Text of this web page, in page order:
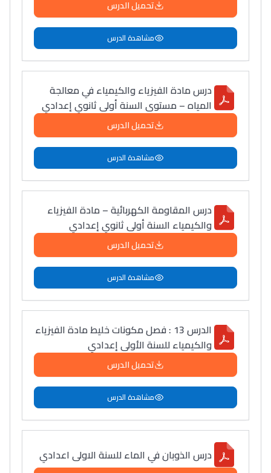
تحميل الدرس
مشاهدة الدرس
درس مادة الفيزياء والكيمياء في معالجة
المياه – مستوى السنة أولى ثانوي إعدادي
تحميل الدرس
مشاهدة الدرس
درس المقاومة الكهربائية – مادة الفيزياء
والكيمياء السنة أولى ثانوي إعدادي
تحميل الدرس
مشاهدة الدرس
الدرس 13 : فصل مكونات خليط مادة الفيزياء
والكيمياء للسنة الأولى إعدادي
تحميل الدرس
مشاهدة الدرس
درس الذوبان في الماء للسنة الاولى اعدادي